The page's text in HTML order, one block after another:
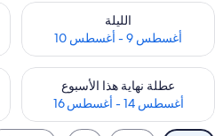
الليلة
أغسطس 9 - أغسطس 10
تحقق من مدى التوفر لليلة للفترة أغسطس 9 -
عطلة نهاية هذا الأسبوع
أغسطس 14 - أغسطس 16
تحقق من مدى التوفر لعطلة نهاية هذا